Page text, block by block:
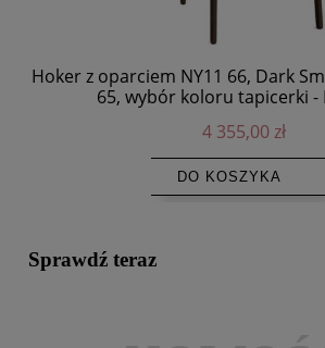
Hoker z oparciem NY11 66, Dark
65, wybór koloru tapicerki -
4 355,00 zł
DO KOSZYKA
Sprawdź teraz